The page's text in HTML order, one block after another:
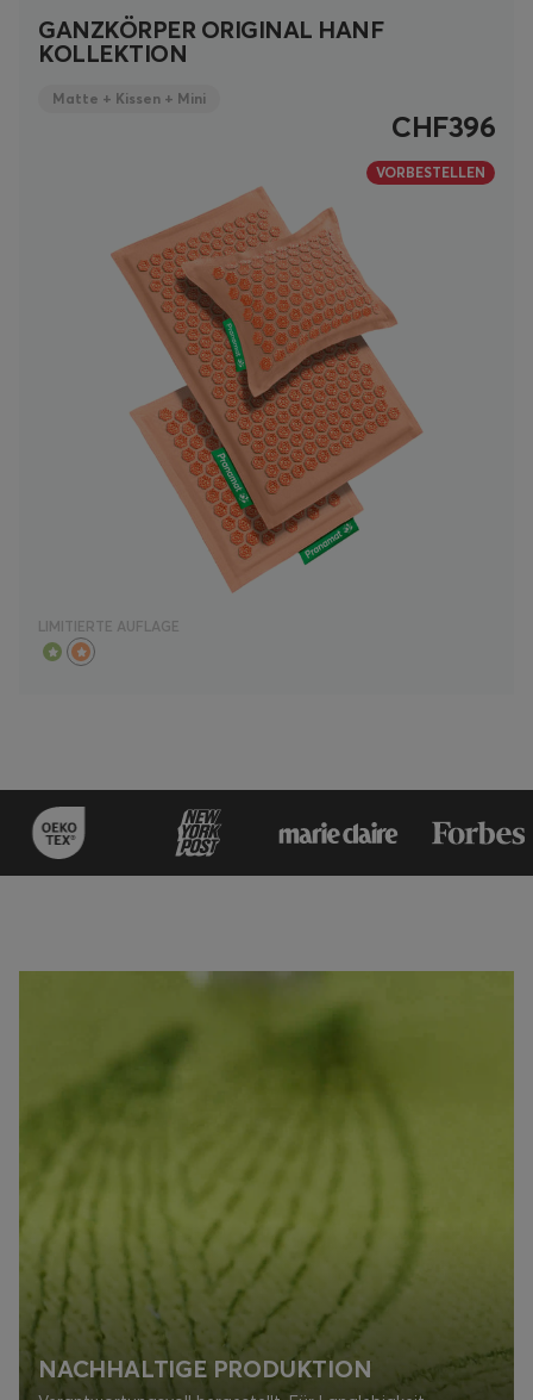
GANZKÖRPER ORIGINAL HANF
KOLLEKTION
Matte + Kissen + Mini
CHF396
VORBESTELLEN
LIMITIERTE AUFLAGE
NACHHALTIGE PRODUKTION